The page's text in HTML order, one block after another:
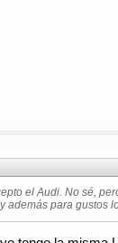
el Audi. No sé,
además para gustos